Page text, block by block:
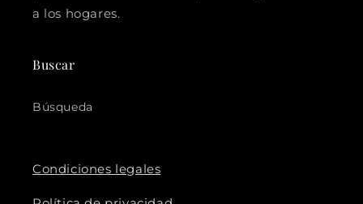
a los hogares.
Buscar
Búsqueda
Condiciones legales